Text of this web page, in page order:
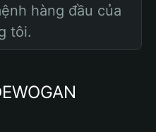
hàng đầu của
tôi.